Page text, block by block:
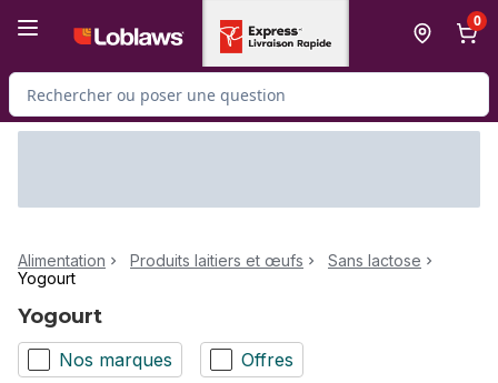
0
Rechercher des produits
Alimentation Produits laitiers et œufs
Sans lactose
Yogourt
Yogourt
Nos marques Offres